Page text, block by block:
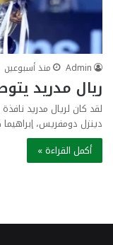
Admin
منذ أسبوعين
ريال مدريد
لقد كان لريال مدريد
دينزل دومفريس،
أكمل القراءة »